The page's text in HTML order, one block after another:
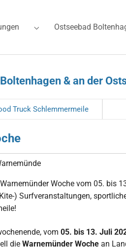
Submenu for
Ostseebad
& an der
Truck Schlemmermeile
Woche vom 05. bis
) Surf­veranstaltungen,
vom 05. bis 13. Juli
die Warnemünder Woche an